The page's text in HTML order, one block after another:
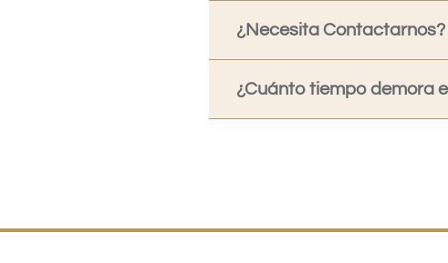
¿Necesita Contactarnos?
¿Cuánto tiempo demora